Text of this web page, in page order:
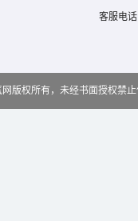
客服电
网版权所有，未经书面授权